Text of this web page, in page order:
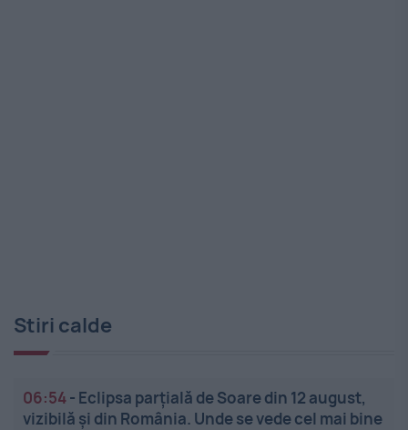
Stiri calde
06:54- Eclipsa parțială de Soare din 12 august,
vizibilă și din România. Unde se vede cel mai bine